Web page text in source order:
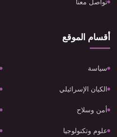
تواصل معنا
أقسام الموقع
سياسة
الكيان الإسرائيلي
أمن وسلاح
علوم وتكنولوجيا